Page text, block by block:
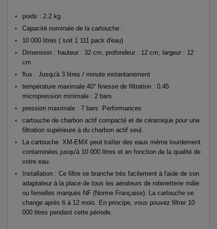
poids : 2.2 kg
Capacité nominale de la cartouche :
10 000 litres ( soit 1 111 pack d'eau)
Dimension : hauteur : 32 cm, profondeur : 12 cm, largeur : 12
cm
flux : Jusqu'à 3 litres / minute instantanément
température maximale 40° finesse de filtration : 0.45
micropression minimale : 2 bars
pression maximale : 7 bars Performances
cartouche de charbon actif compacté et de céramique pour une
filtration supérieure à du charbon actif seul.
La cartouche XM-EMX peut traîter des eaux même lourdement
contaminées jusqu'à 10 000 litres et en fonction de la qualité de
votre eau.
Installation : Ce filtre se branche très facilement à l'aide de son
adaptateur à la place de tous les aérateurs de robinetterie mâle
ou femelles marqués NF (Norme Française). La cartouche se
change après 6 à 12 mois. En principe, vous pouvez filtrer 10
000 litres pendant cette période.